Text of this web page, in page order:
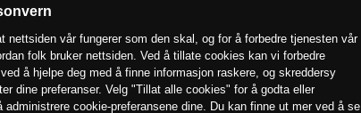
nettsiden vår fungerer som den skal, og for å forbedre tjenesten vår
folk bruker nettsiden. Ved å tillate cookies kan vi forbedre
å hjelpe deg med å finne informasjon raskere, og skreddersy
dine preferanser. Velg "Tillat alle cookies" for å godta eller
administrere cookie-preferansene dine. Du kan finne ut mer ved å se